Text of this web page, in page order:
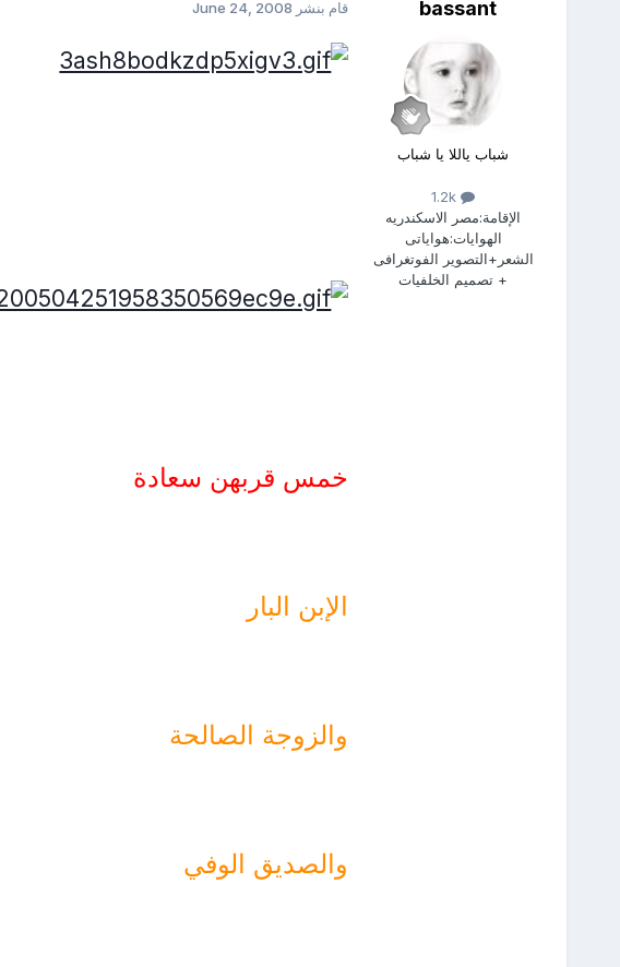
bassant
شباب ياللا يا شباب
1.2k
الإقامة:مصر الاسكندريه
الهوايات:هواياتى
الشعر+التصوير الفوتغرافى
+ تصميم الخلفيات
قام بنشر June 24, 2008
خمس قربهن سعادة
الإبن البار
والزوجة الصالحة
والصديق الوفي